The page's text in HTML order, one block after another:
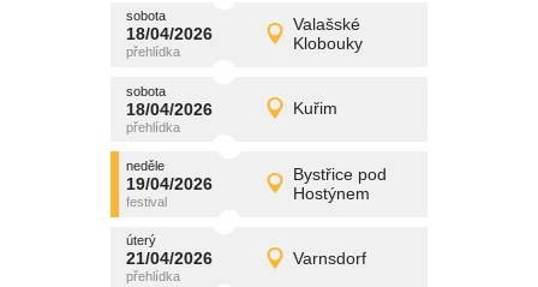
sobota
18/04/2026
Valašské
Klobouky
sobota
18/04/2026 Detail
promítání
sobota
18/04/2026 Kuřim
sobota
18/04/2026 Detail
promítání
neděle
19/04/2026
Bystřice pod
Hostýnem
neděle
19/04/2026 Detail
promítání
úterý
21/04/2026 Varnsdorf
úterý
21/04/2026 Detail
promítání